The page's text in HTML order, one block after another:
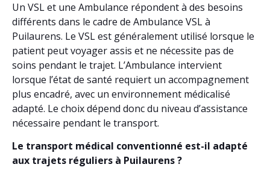
Un VSL et une Ambulance répondent à des besoins
différents dans le cadre de Ambulance VSL à
Puilaurens. Le VSL est généralement utilisé lorsque le
patient peut voyager assis et ne nécessite pas de
soins pendant le trajet. L’Ambulance intervient
lorsque l’état de santé requiert un accompagnement
plus encadré, avec un environnement médicalisé
adapté. Le choix dépend donc du niveau d’assistance
nécessaire pendant le transport.
Le transport médical conventionné est-il adapté
aux trajets réguliers à Puilaurens ?